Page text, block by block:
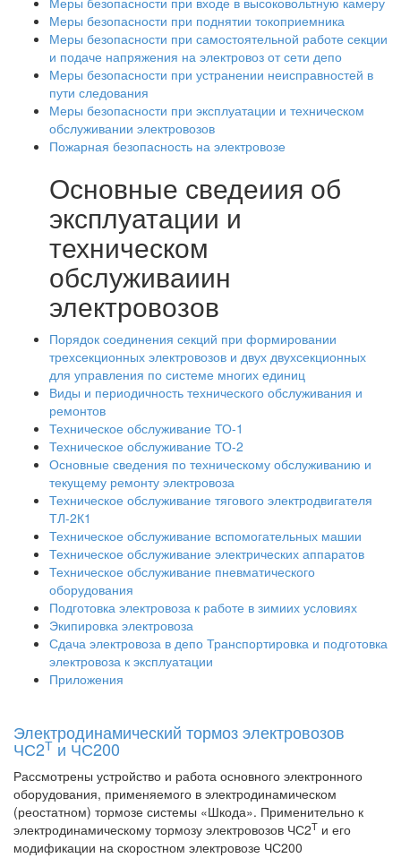
Меры безопасности при поднятии токоприемника
Меры безопасности при самостоятельной работе секции
и подаче напряжения на электровоз от сети депо
Меры безопасности при устранении неисправностей в
пути следования
Меры безопасности при эксплуатации и техническом
обслуживании электровозов
Пожарная безопасность на электровозе
Основные сведеиия об
эксплуатации и
техническом
обслуживаиин
электровозов
Порядок соединения секций при формировании
трехсекционных электровозов и двух двухсекционных
для управления по системе многих единиц
Виды и периодичность технического обслуживания и
ремонтов
Техническое обслуживание ТО-1
Техническое обслуживание ТО-2
Основные сведения по техническому обслуживанию и
текущему ремонту электровоза
Техническое обслуживание тягового электродвигателя
ТЛ-2К1
Техническое обслуживание вспомогательных машии
Техническое обслуживание электрических аппаратов
Техническое обслуживание пневматического
оборудования
Подготовка электровоза к работе в зимиих условиях
Экипировка электровоза
Сдача электровоза в депо Транспортировка и подготовка
электровоза к эксплуатации
Приложения
Электродинамический тормоз электровозов
ЧС2Т и ЧС200
Рассмотрены устройство и работа основного электронного
оборудования, применяемого в электродинамическом
(реостатном) тормозе системы «Шкода». Применительно к
электродинамическому тормозу электровозов ЧС2Т и его
модификации на скоростном электровозе ЧС200